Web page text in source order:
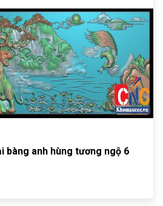
bàng anh hùng tương ngộ 6